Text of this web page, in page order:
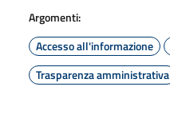
Argomenti:
Accesso all'informazione
Trasparenza amministrativa